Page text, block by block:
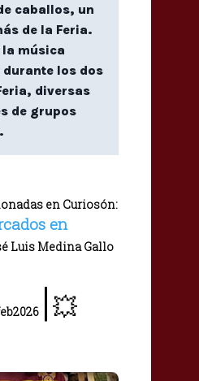
caballos, un
de la Feria.
música
los dos
diversas
de grupos
en Curiosón:
en
Luis Medina Gallo
|💥